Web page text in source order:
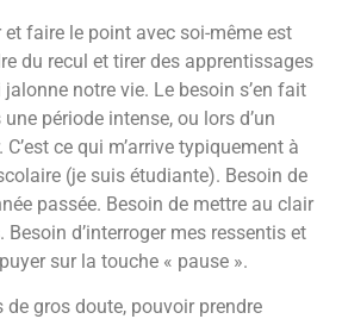
et faire le point avec soi-même est
du recul et tirer des apprentissages
notre vie. Le besoin s’en fait
période intense, ou lors d’un
ce qui m’arrive typiquement à
(je suis étudiante). Besoin de
passée. Besoin de mettre au clair
d’interroger mes ressentis et
sur la touche « pause ».
de gros doute, pouvoir prendre